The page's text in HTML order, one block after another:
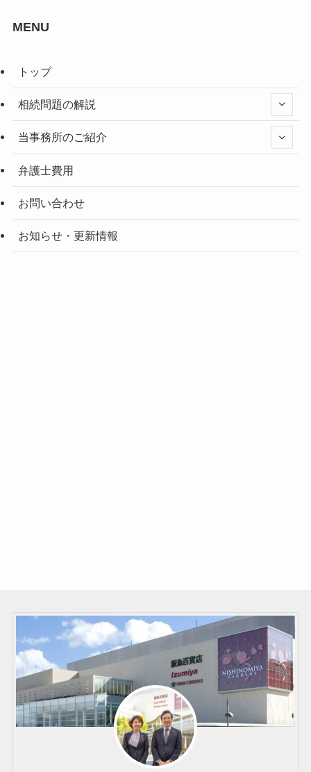
MENU
トップ
相続問題の解説
当事務所のご紹介
弁護士費用
お問い合わせ
お知らせ・更新情報